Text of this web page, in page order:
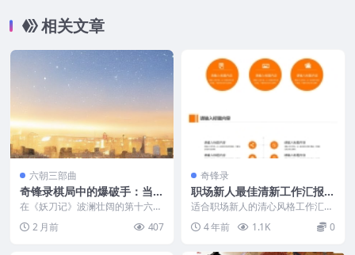
相关文章
六朝三部曲
奇锋录棋局中的爆破手：当聂
二邂逅“罔象”
在《妖刀记》波澜壮阔的第十六卷
说此前的战斗是各方势...
2 月前 407
奇锋录
职场新人最佳清新工作汇报P
PT模板免费下载
适合职场新人的清心风格工作汇报
PPT， 这款橙色汇报PPT，活力而
又不失简洁大方...
4 年前 1.1K 0